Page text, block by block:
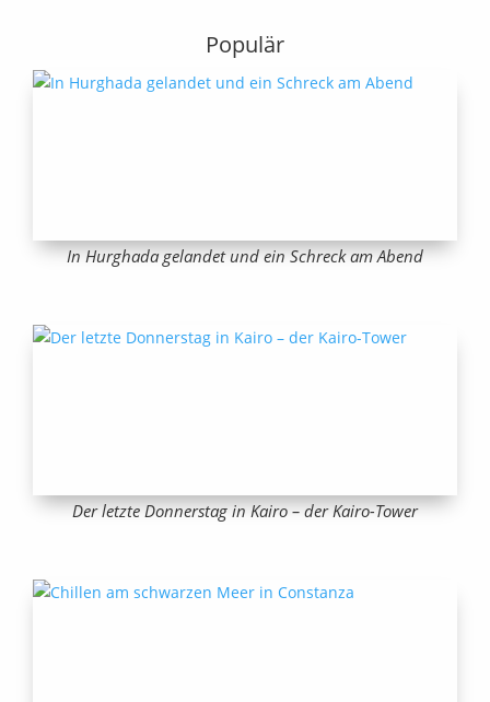
Populär
In Hurghada gelandet und ein Schreck am Abend
Der letzte Donnerstag in Kairo – der Kairo-Tower